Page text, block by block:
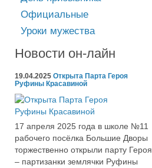
Официальные
Уроки мужества
Новости он-лайн
19.04.2025 Открыта Парта Героя
Руфины Красавиной
17 апреля 2025 года в школе №11
рабочего посёлка Большие Дворы
торжественно открыли парту Героя
– партизанки землячки Руфины